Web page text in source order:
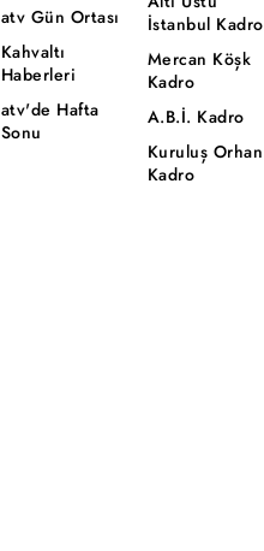
atv Gün Ortası
Kahvaltı
Haberleri
atv'de Hafta
Sonu
İstanbul Kadro
Mercan Köşk
Kadro
A.B.İ. Kadro
Kuruluş Orhan
Kadro